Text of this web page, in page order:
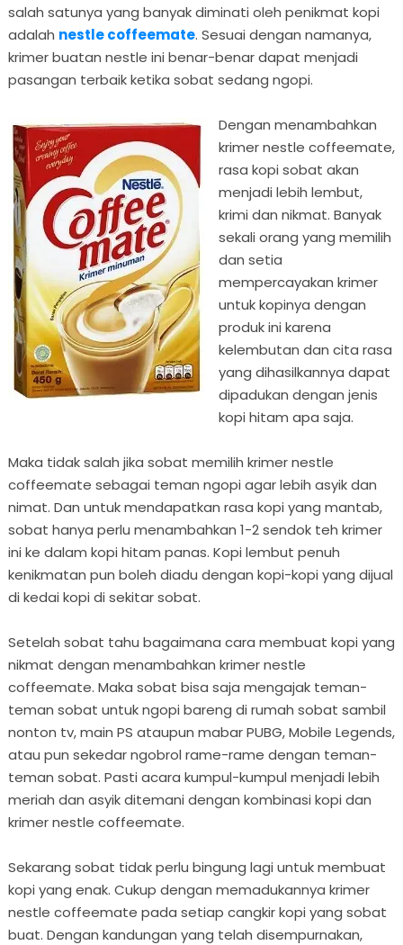
salah satunya yang banyak diminati oleh penikmat kopi
adalah nestle coffeemate. Sesuai dengan namanya,
krimer buatan nestle ini benar-benar dapat menjadi
pasangan terbaik ketika sobat sedang ngopi.
Dengan menambahkan
krimer nestle coffeemate,
rasa kopi sobat akan
menjadi lebih lembut,
krimi dan nikmat. Banyak
sekali orang yang memilih
dan setia
mempercayakan krimer
untuk kopinya dengan
produk ini karena
kelembutan dan cita rasa
yang dihasilkannya dapat
dipadukan dengan jenis
kopi hitam apa saja.
Maka tidak salah jika sobat memilih krimer nestle
coffeemate sebagai teman ngopi agar lebih asyik dan
nimat. Dan untuk mendapatkan rasa kopi yang mantab,
sobat hanya perlu menambahkan 1-2 sendok teh krimer
ini ke dalam kopi hitam panas. Kopi lembut penuh
kenikmatan pun boleh diadu dengan kopi-kopi yang dijual
di kedai kopi di sekitar sobat.
Setelah sobat tahu bagaimana cara membuat kopi yang
nikmat dengan menambahkan krimer nestle
coffeemate. Maka sobat bisa saja mengajak teman-
teman sobat untuk ngopi bareng di rumah sobat sambil
nonton tv, main PS ataupun mabar PUBG, Mobile Legends,
atau pun sekedar ngobrol rame-rame dengan teman-
teman sobat. Pasti acara kumpul-kumpul menjadi lebih
meriah dan asyik ditemani dengan kombinasi kopi dan
krimer nestle coffeemate.
Sekarang sobat tidak perlu bingung lagi untuk membuat
kopi yang enak. Cukup dengan memadukannya krimer
nestle coffeemate pada setiap cangkir kopi yang sobat
buat. Dengan kandungan yang telah disempurnakan,